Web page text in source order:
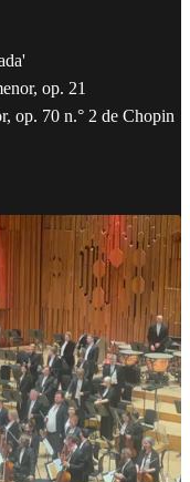
op. 21
op. 70 n.° 2 de Chopin